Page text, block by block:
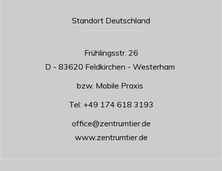
Standort Deutschland
Frühlingsstr. 26
D - 83620 Feldkirchen - Westerham
bzw. Mobile Praxis
Tel: +49 174 618 3193
office@zentrumtier.de
www.zentrumtier.de